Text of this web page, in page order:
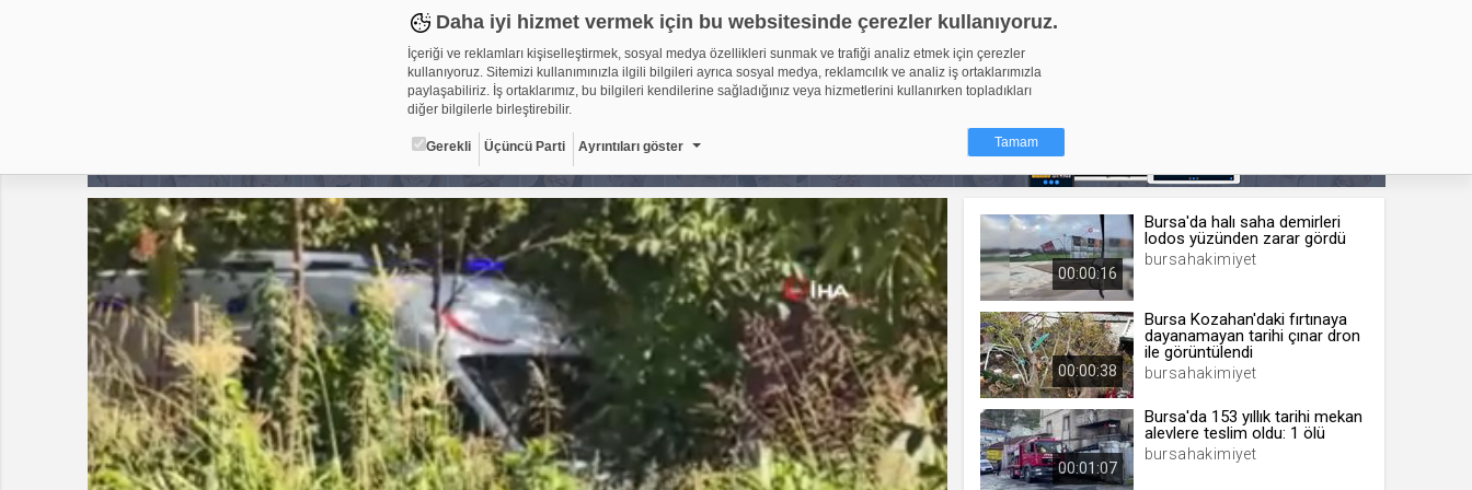
Daha iyi hizmet vermek için bu websitesinde çerezler kullanıyoruz.
İçeriği ve reklamları kişiselleştirmek, sosyal medya özellikleri sunmak ve trafiği analiz etmek için çerezler
kullanıyoruz. Sitemizi kullanımınızla ilgili bilgileri ayrıca sosyal medya, reklamcılık ve analiz iş ortaklarımızla
paylaşabiliriz. İş ortaklarımız, bu bilgileri kendilerine sağladığınız veya hizmetlerini kullanırken topladıkları
diğer bilgilerle birleştirebilir.
Gerekli Üçüncü Parti Ayrıntıları göster Tamam
Çerez nedir?
Çerezler, web-sitelerinin, kullanıcıların deneyimlerini daha verimli hale getirmek amacıyla kullandığı küçük
metin dosyalarıdır. Yasalara göre, bu sitenin işletilmesi için kesinlikle gerekli olan çerezleri cihazınıza
yerleştirebiliyoruz. Diğer çerez türleri için sizden izin almamız gerekiyor. Bu site farklı çerez türleri
kullanmaktadır. Bazı çerezler, sayfalarımızda yer alan üçüncü şahıs hizmetleri tarafından yerleştirilir. İzniniz şu
alanlar için geçerlidir: web.tv
Gerekli 8
Gerekli çerezler, sayfada gezinme ve web-sitesinin güvenli alanlarına
erişim gibi temel işlevleri sağlayarak web-sitesinin daha kullanışlı hale
getirilmesine yardımcı olur. Web-sitesi bu çerezler olmadan doğru bir
şekilde işlev gösteremez.
Sağlayıcı Amaç Süresi Türü
GDPR .web.tv
Genel veri koruma
düzenlemesi
10 yıl
Üçüncü Parti 10
00:00:16
Bursa'da halı saha demirleri
lodos yüzünden zarar gördü
bursahakimiyet
00:00:38
Bursa Kozahan'daki fırtınaya
dayanamayan tarihi çınar dron
ile görüntülendi
bursahakimiyet
00:01:07
Bursa'da 153 yıllık tarihi mekan
alevlere teslim oldu: 1 ölü
bursahakimiyet